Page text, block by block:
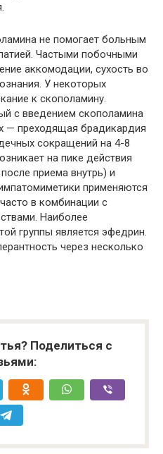
не помогает больным
Частыми побочными
аккомодации, сухость во
У некоторых
к скополамину.
с введением скополамина
— преходящая брадикардия
сокращений на 4-8
на пике действия
приема внутрь) и
применяются
в комбинации с
Наиболее
группы является эфедрин.
через несколько
Поделиться с